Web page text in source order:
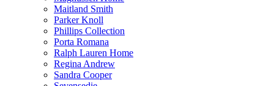
Maitland Smith
Parker Knoll
Phillips Collection
Porta Romana
Ralph Lauren Home
Regina Andrew
Sandra Cooper